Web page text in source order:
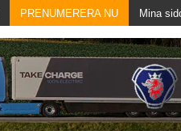
PRENUMERERA NU Mina